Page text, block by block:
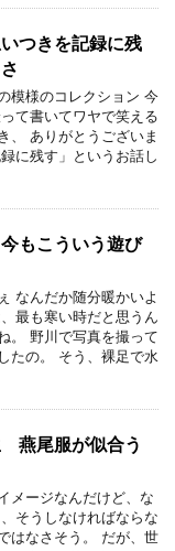
つきを記録に残
模様のコレクション 今
て書いてワヤで笑える
、 ありがとうございま
に残す」というお話し
もこういう遊び
なんだか随分暖かいよ
最も寒い時だと思うん
。 野川で写真を撮って
たの。 そう、裸足で水
燕尾服が似合う
メージなんだけど、な
そうしなければならな
はなさそう。 だが、世